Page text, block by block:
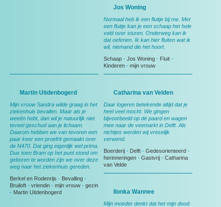
Jos Woning
Normaal heb ik een fluitje bij me. Met
een fluitje kan je een schaap het hele
veld over sturen. Onderweg kan ik
dat oefenen. Ik kan hier fluiten wat ik
wil, niemand die het hoort.
Schaap - Jos Woning - Fluit -
Kinderen - mijn vrouw
Martin Uitdenbogerd
Mijn vrouw Sandra wilde graag in het
ziekenhuis bevallen. Maar als je
weeën hebt, dan wil je natuurlijk niet
teveel geschud aan je lichaam.
Daarom hebben we van tevoren een
paar keer een proefrit gemaakt over
de N470. Dat ging eigenlijk wel prima.
Dus toen Bram op het punt stond om
geboren te worden zijn we over deze
weg naar het ziekenhuis gereden.
Berkel en Rodenrijs - Bevalling -
Bruiloft - vriendin - mijn vrouw - gezin
- Martin Uitdenbogerd
Catharina van Velden
Daar logeren betekende altijd dat je
heel veel mocht. We gingen
bijvoorbeeld op de paard en wagen
mee naar de veemarkt in Delft. Als
nichtjes werden wij vreselijk
verwend.
Boerderij - Delft - Gedesorienteerd -
herinneringen - Gastvrij - Catharina
van Velde
Ilonka Wannee
Mijn moeder denkt dat het mijn dood